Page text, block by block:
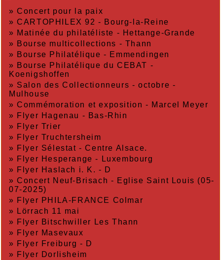
»Concert pour la paix
»CARTOPHILEX 92 - Bourg-la-Reine
» Matinée du philatéliste - Hettange-Grande
» Bourse multicollections - Thann
» Bourse Philatélique - Emmendingen
» Bourse Philatélique du CEBAT -
Koenigshoffen
» Salon des Collectionneurs - octobre -
Mulhouse
»Commémoration et exposition - Marcel Meyer
» Flyer Hagenau - Bas-Rhin
» Flyer Trier
» Flyer Truchtersheim
» Flyer Sélestat - Centre Alsace.
» Flyer Hesperange - Luxembourg
» Flyer Haslach i. K. - D
»Concert Neuf-Brisach - Eglise Saint Louis (05-
07-2025)
» Flyer PHILA-FRANCE Colmar
» Lörrach 11 mai
» Flyer Bitschwiller Les Thann
» Flyer Masevaux
» Flyer Freiburg - D
» Flyer Dorlisheim